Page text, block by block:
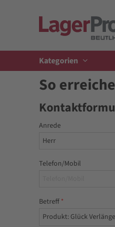
Kategorien
So
Anrede
Telefon/Mobil
Betreff